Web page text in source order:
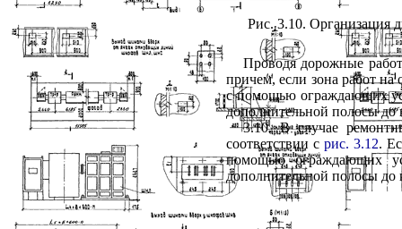
Рис. 3.10. Организация
Проводя дорожные
причем, если зона работ
с помощью ограждающих
дополнительной полосы
3.10. В случае
соответствии срис. 3.12.
помощью ограждающих
дополнительной полосы